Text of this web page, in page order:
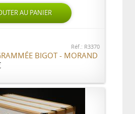
AU PANIER
Réf.: R3370
BIGOT - MORAND